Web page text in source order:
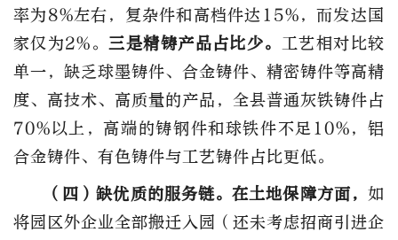
率为8%左右，复杂件和高档件达15%，而发达国
家仅为2%。三是精铸产品占比少。 工艺相对比较
单一，缺乏球墨铸件、合金铸件、精密铸件等高精
度、高技术、高质量的产品，全县普通灰铁铸件占
70%以上，高端的铸钢件和球铁件不足10%，铝
合金铸件、有色铸件与工艺铸件占比更低。
（四）缺优质的服务链。在土地保障方面，如
将园区外企业全部搬迁入园（还未考虑招商引进企